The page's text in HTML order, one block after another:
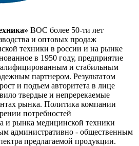
ВОС более 50-ти лет
и оптовых продаж
техники в россии и на рынке
в 1950 году, предприятие
и стабильным
партнером. Результатом
и подъем авторитета в лице
твердые и непререкаемые
рынка. Политика компании
потребностей
и рынка медицинской техники
административно - общественным
предлагаемой продукции.